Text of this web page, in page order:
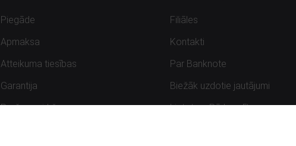
Piegāde
Apmaksa
Atteikuma tiesības
Garantija
Preču uzpirkšana
Filiāles
Kontakti
Par Banknote
Biežāk uzdotie jautājumi
Lietots – Pārbaudīts